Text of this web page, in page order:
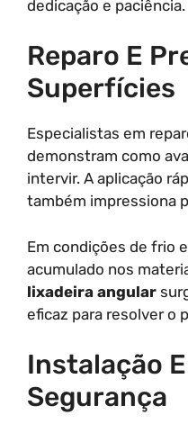
dedicação e paciência.
Reparo E
Superfícies
Especialistas em
demonstram como
intervir. A aplicação
também impressiona
Em condições de frio
acumulado nos
lixadeira angular
eficaz para resolver o
Instalação
Segurança